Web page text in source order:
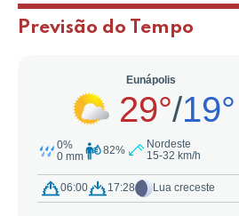
Previsão do Tempo